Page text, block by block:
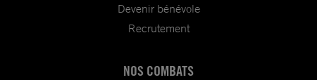
Devenir bénévole
Recrutement
NOS COMBATS